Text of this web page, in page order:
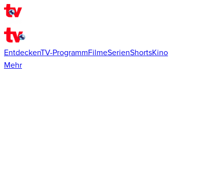
EntdeckenTV-ProgrammFilmeSerienShortsKino
Mehr